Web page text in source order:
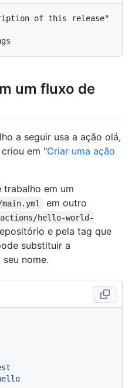
of this release"
um fluxo de
a seguir usa a ação olá,
em "Criar uma ação
em um
em outro
actions/hello-world-
e pela tag que
substituir a
seu nome.